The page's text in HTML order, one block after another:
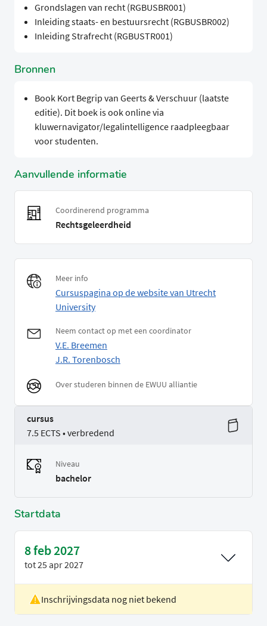
Grondslagen van recht (RGBUSBR001)
Inleiding staats- en bestuursrecht (RGBUSBR002)
Inleiding Strafrecht (RGBUSTR001)
Bronnen
Book Kort Begrip van Geerts & Verschuur (laatste
editie). Dit boek is ook online via
kluwernavigator/legalintelligence raadpleegbaar
voor studenten.
Aanvullende informatie
Coordinerend programma
Rechtsgeleerdheid
Meer info
Cursuspagina op de website van Utrecht
University
Neem contact op met een coordinator
V.E. Breemen
J.R. Torenbosch
Over studeren binnen de EWUU alliantie
cursus
7.5 ECTS • verbredend
Niveau
bachelor
Startdata
8 feb 2027
tot25 apr 2027
Locatie
Utrecht
Inschrijvingsdata nog niet bekend